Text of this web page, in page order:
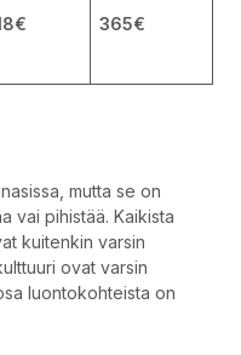
365€
mutta se on
vai pihistää. Kaikista
kuitenkin varsin
ovat varsin
luontokohteista on